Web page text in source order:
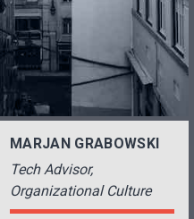
MARJAN GRABOWSKI
Tech Advisor,
Organizational Culture